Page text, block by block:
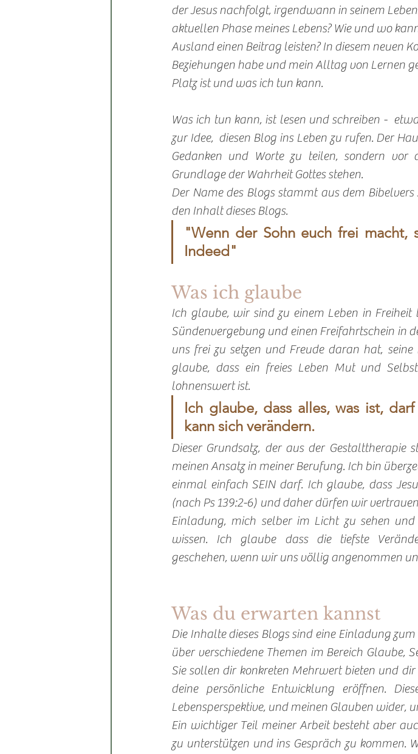
der Jesus nachfolgt, irgendwann in seinem
aktuellen Phase meines Lebens? Wie und wo
Ausland einen Beitrag leisten? In diesem neuen
Beziehungen habe und mein Alltag von Lernen
Platz ist und was ich tun kann.
Was ich tun kann, ist lesen und schreiben -
zur Idee,  diesen Blog ins Leben zu rufen. Der
Gedanken und Worte zu teilen, sondern vor
Grundlage der Wahrheit Gottes stehen.
Der Name des Blogs stammt aus dem
den Inhalt dieses Blogs.
"Wenn der Sohn euch frei
Indeed"
Was ich glaube
Ich glaube, wir sind zu einem Leben in
Sündenvergebung und einen Freifahrtschein in
uns frei zu setzen und Freude daran hat,
glaube, dass ein freies Leben Mut und
lohnenswert ist.
Ich glaube, dass alles, was ist,
kann sich verändern.
Dieser Grundsatz, der aus der
meinen Ansatz in meiner Berufung. Ich bin
einmal einfach SEIN darf. Ich glaube, dass
(nach Ps 139:2-6) und daher dürfen wir
Einladung, mich selber im Licht zu sehen
wissen. Ich glaube dass die tiefste
geschehen, wenn wir uns völlig angenommen
Was du erwarten kannst
Die Inhalte dieses Blogs sind eine Einladung
über verschiedene Themen im Bereich Glaube,
Sie sollen dir konkreten Mehrwert bieten und
deine persönliche Entwicklung eröffnen.
Lebensperspektive, und meinen Glauben wider,
Ein wichtiger Teil meiner Arbeit besteht aber
zu unterstützen und ins Gespräch zu kommen.